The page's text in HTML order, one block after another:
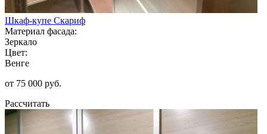
Шкаф-купе Скариф
Материал фасада:
Зеркало
Цвет:
Венге
от 75 000 руб.
Рассчитать